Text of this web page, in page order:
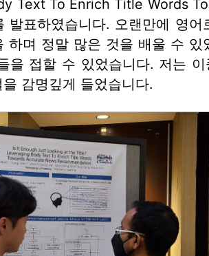
Text To Enrich Title Words
발표하였습니다. 오랜만에 영
하며 정말 많은 것을 배울 수
을 접할 수 있었습니다. 저는
감명깊게 들었습니다.